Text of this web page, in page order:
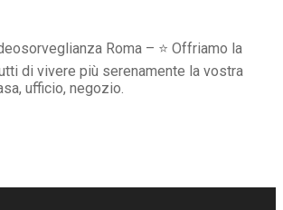
Roma – ⭐ Offriamo la
di vivere più serenamente la vostra
ufficio, negozio.